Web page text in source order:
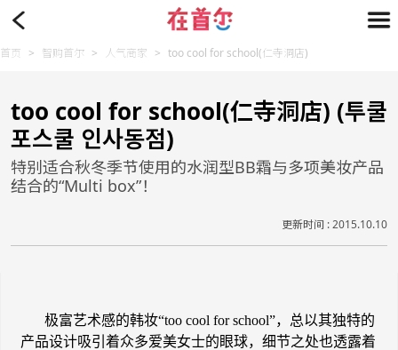
首页 > 智购首尔 > 人气商家 > too cool for school(仁寺洞店)
too cool for school(仁寺洞店) (투쿨
포스쿨 인사동점)
特别适合秋冬季节使用的水润型BB霜与多项美妆产品
结合的“Multi box”！
更新时间 : 2015.10.10
极富艺术感的韩妆“too cool for school”，总以其独特的
产品设计吸引着众多爱美女士的眼球，细节之处也透露着